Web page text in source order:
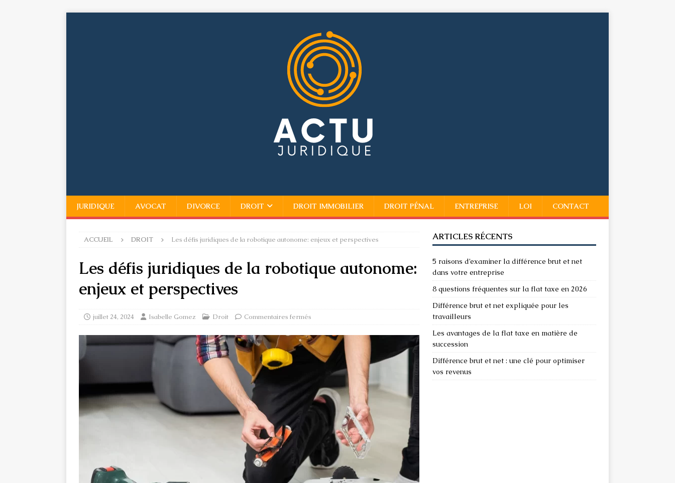
JURIDIQUE AVOCAT DIVORCE DROIT DROIT IMMOBILIER DROIT PÉNAL ENTREPRISE LOI CONTACT
ACCUEIL DROIT Les défis juridiques de la robotique autonome: enjeux et perspectives
Les défis juridiques de la robotique autonome:
enjeux et perspectives
juillet 24, 2024 Isabelle Gomez Droit Commentaires fermés
ARTICLES RÉCENTS
5 raisons d’examiner la différence brut et net
dans votre entreprise
8 questions fréquentes sur la flat taxe en 2026
Différence brut et net expliquée pour les
travailleurs
Les avantages de la flat taxe en matière de
succession
Différence brut et net : une clé pour optimiser
vos revenus